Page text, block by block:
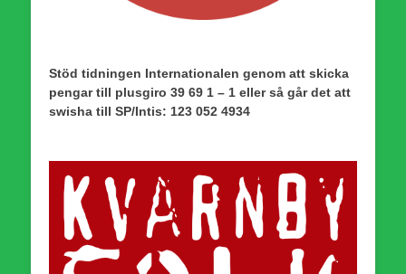
Stöd tidningen Internationalen genom att skicka
pengar till plusgiro 39 69 1 – 1 eller så går det att
swisha till SP/Intis: 123 052 4934